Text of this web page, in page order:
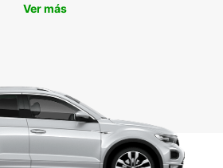
Ver más